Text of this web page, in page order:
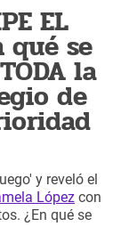
EL
qué se
la
de
y reveló el
López con
¿En qué se